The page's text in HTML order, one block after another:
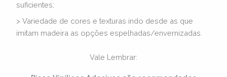
suficientes;
> Variedade de cores e texturas indo desde as que
imitam madeira as opções espelhadas/envernizadas.
Vale Lembrar: